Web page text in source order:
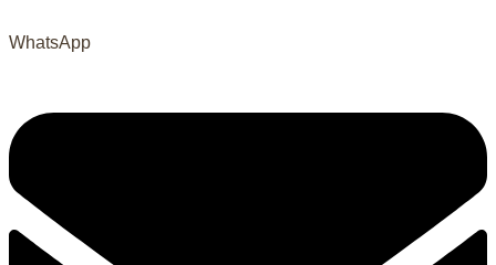
WhatsApp